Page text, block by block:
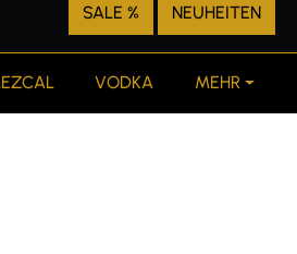
SALE % NEUHEITEN
VODKA MEHR